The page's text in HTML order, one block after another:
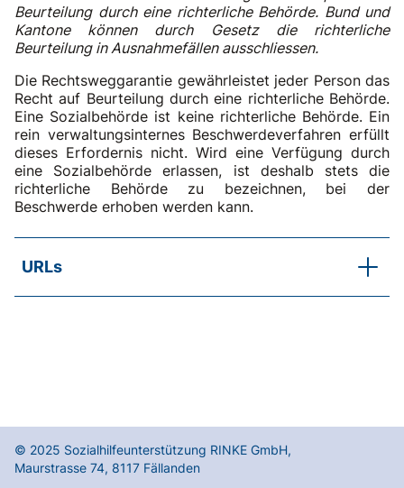
Beurteilung durch eine richterliche Behörde. Bund und
Kantone können durch Gesetz die richterliche
Beurteilung in Ausnahmefällen ausschliessen.
Die Rechtsweggarantie gewährleistet jeder Person das
Recht auf Beurteilung durch eine richterliche Behörde.
Eine Sozialbehörde ist keine richterliche Behörde. Ein
rein verwaltungsinternes Beschwerdeverfahren erfüllt
dieses Erfordernis nicht. Wird eine Verfügung durch
eine Sozialbehörde erlassen, ist deshalb stets die
richterliche Behörde zu bezeichnen, bei der
Beschwerde erhoben werden kann.
URLs
SKOS-Merkblatt
SKOS-RL, Kapitel A.4.2 Abs. 1
Sozalhilfeorgane (sorgen für die Gewährleistung der
© 2025 Sozialhilfeunterstützung RINKE GmbH,
Maurstrasse 74, 8117 Fällanden